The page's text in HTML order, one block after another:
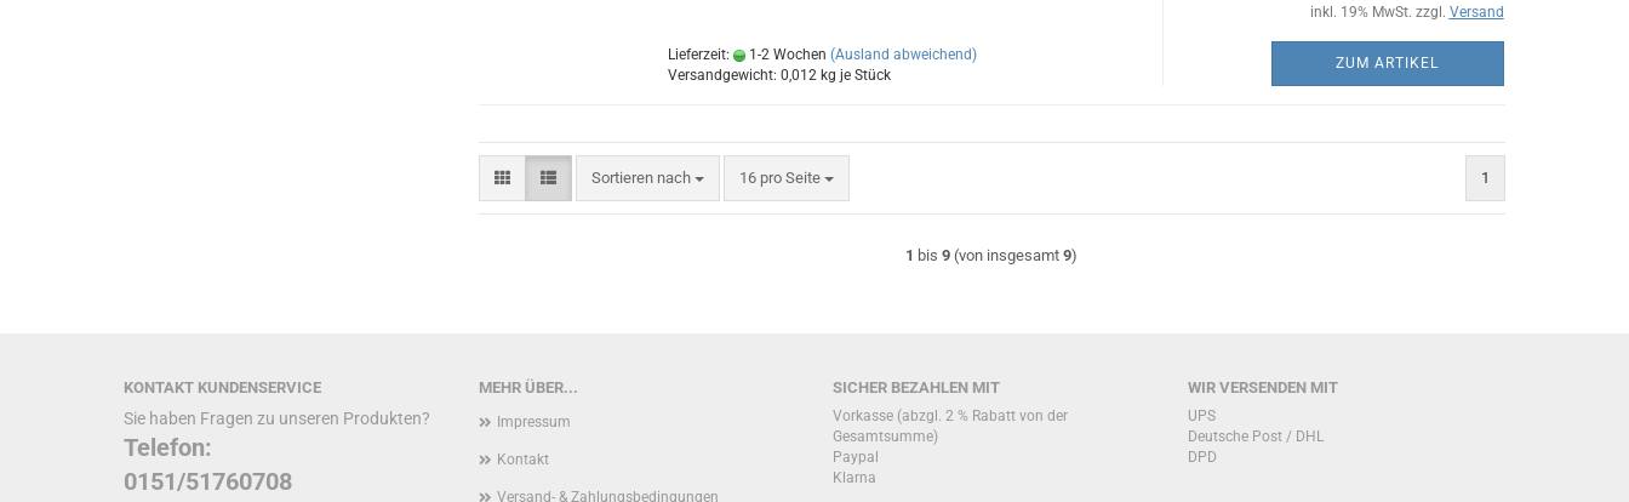
Lieferzeit: 1-2 Wochen (Ausland abweichend)
Versandgewicht: 0,012kg je Stück
inkl. 19% MwSt. zzgl. Versand
ZUM ARTIKEL
Sortieren nach
Sortieren nach 16 pro Seite
pro Seite 1
1 bis9 (von insgesamt9)
MEHR ÜBER...
Impressum
Kontakt
Versand- & Zahlungsbedingungen
SICHER BEZAHLEN MIT
Vorkasse (abzgl. 2 % Rabatt von der
Gesamtsumme)
Paypal
Klarna
WIR VERSENDEN MIT
UPS
Deutsche Post / DHL
DPD
KONTAKT KUNDENSERVICE
Sie haben Fragen zu unseren Produkten?
Telefon:
0151/51760708